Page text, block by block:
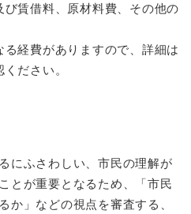
び賃借料、原材料費、その他の
経費がありますので、詳細は
ください。
にふさわしい、市民の理解が
とが重要となるため、「市民
か」などの視点を審査する、